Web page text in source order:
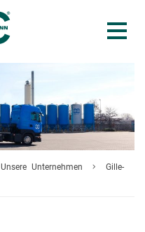
Unsere Unternehmen
Gille-